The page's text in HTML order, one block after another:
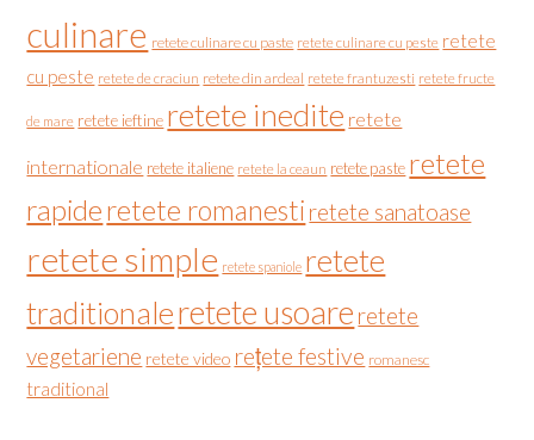
culinare retete culinare cu paste retete culinare cu peste retete
cu peste retete de craciun retete din ardeal retete frantuzesti retete fructe
de mare retete ieftine retete inedite retete
internationale retete italiene retete la ceaun retete paste retete
rapideretete romanesti retete sanatoase
retete simple retete spaniole retete
traditionaleretete usoare retete
vegetariene retete video rețete festive romanesc
traditional